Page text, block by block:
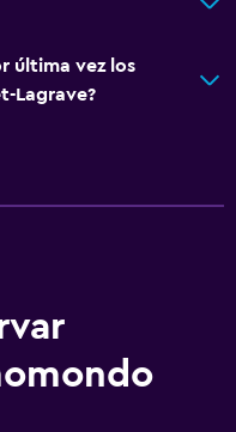
última vez los
Lagrave?